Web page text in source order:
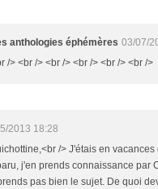
anthologies éphémères 03/07/
/> <br /> <br /> <br /> <br /> <br />
2013 18:28
/> J'étais en vacances
j'en prends connaissance par
pas bien le sujet. De quoi